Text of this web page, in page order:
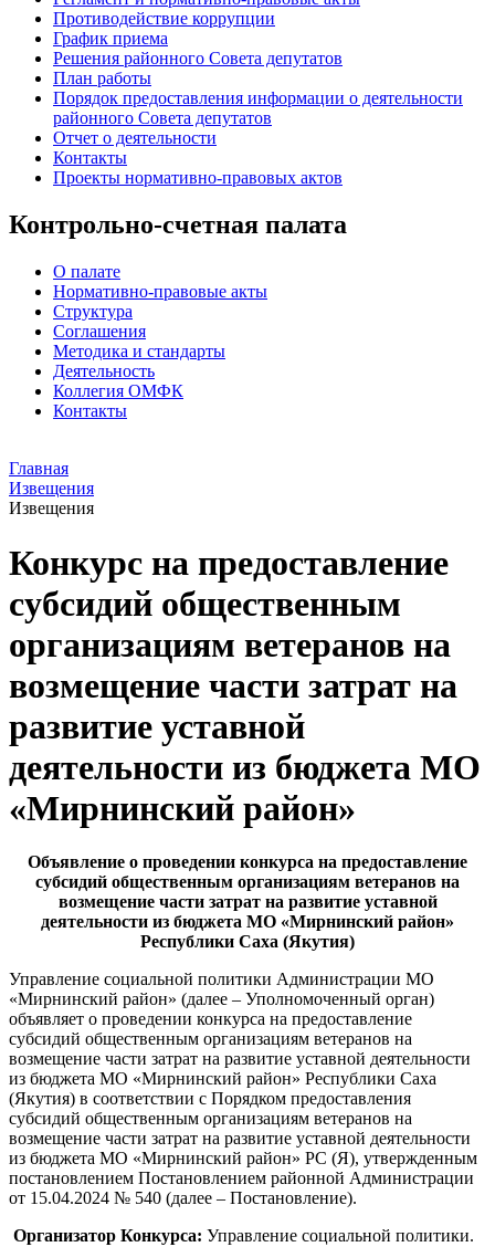
Противодействие коррупции
График приема
Решения районного Совета депутатов
План работы
Порядок предоставления информации о деятельности
районного Совета депутатов
Отчет о деятельности
Контакты
Проекты нормативно-правовых актов
Контрольно-счетная палата
О палате
Нормативно-правовые акты
Структура
Соглашения
Методика и стандарты
Деятельность
Коллегия ОМФК
Контакты
Главная
Извещения
Извещения
Конкурс на предоставление
субсидий общественным
организациям ветеранов на
возмещение части затрат на
развитие уставной
деятельности из бюджета МО
«Мирнинский район»
Объявление о проведении конкурса на предоставление
субсидий общественным организациям ветеранов на
возмещение части затрат на развитие уставной
деятельности из бюджета МО «Мирнинский район»
Республики Саха (Якутия)
Управление социальной политики Администрации МО
«Мирнинский район» (далее – Уполномоченный орган)
объявляет о проведении конкурса на предоставление
субсидий общественным организациям ветеранов на
возмещение части затрат на развитие уставной деятельности
из бюджета МО «Мирнинский район» Республики Саха
(Якутия) в соответствии с Порядком предоставления
субсидий общественным организациям ветеранов на
возмещение части затрат на развитие уставной деятельности
из бюджета МО «Мирнинский район» РС (Я), утвержденным
постановлением Постановлением районной Администрации
от 15.04.2024 № 540 (далее – Постановление).
Организатор Конкурса: Управление социальной политики.